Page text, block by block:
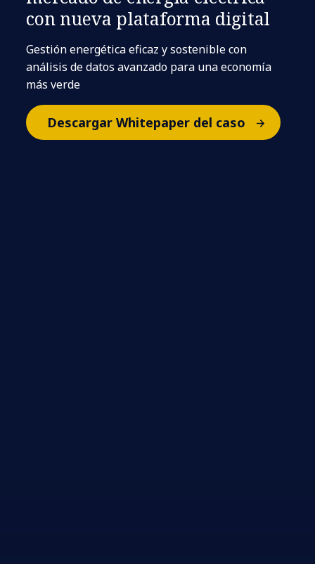
con nueva plataforma digital
Gestión energética eficaz y sostenible con
análisis de datos avanzado para una economía
más verde
Descargar Whitepaper del caso